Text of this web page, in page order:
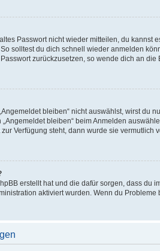
Passwort nicht wieder mitteilen, du
solltest du dich schnell wieder anmelden
zurückzusetzen, so wende dich an die
bleiben“ nicht auswählst, wirst
bleiben“ beim Anmelden
Verfügung steht, dann wurde sie vermutlich
erstellt hat und die dafür sorgen, dass
aktiviert wurden. Wenn du